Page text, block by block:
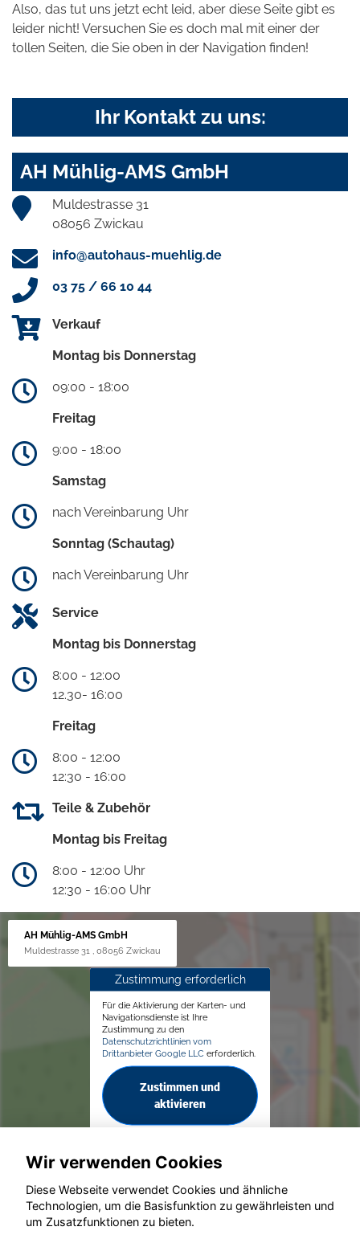
Also, das tut uns jetzt echt leid, aber diese Seite gibt es
leider nicht! Versuchen Sie es doch mal mit einer der
tollen Seiten, die Sie oben in der Navigation finden!
Ihr Kontakt zu uns:
AH Mühlig-AMS GmbH
Muldestrasse 31
08056 Zwickau
info@autohaus-muehlig.de
03 75 / 66 10 44
Verkauf
Montag bis Donnerstag
09:00 - 18:00
Freitag
9:00 - 18:00
Samstag
nach Vereinbarung Uhr
Sonntag (Schautag)
nach Vereinbarung Uhr
Service
Montag bis Donnerstag
8:00 - 12:00
12.30- 16:00
Freitag
8:00 - 12:00
12:30 - 16:00
Teile & Zubehör
Montag bis Freitag
8:00 - 12:00 Uhr
12:30 - 16:00 Uhr
AH Mühlig-AMS GmbH
Muldestrasse 31 , 08056 Zwickau
Zustimmung erforderlich
Für die Aktivierung der Karten- und
Navigationsdienste ist Ihre
Zustimmung zu den
Datenschutzrichtlinien vom
Drittanbieter Google LLC erforderlich.
Zustimmen und
aktivieren
© konjunkturmotor.de GmbH 2020 - 2026
Wir verwenden Cookies
Diese Webseite verwendet Cookies und ähnliche
Technologien, um die Basisfunktion zu gewährleisten und
um Zusatzfunktionen zu bieten.